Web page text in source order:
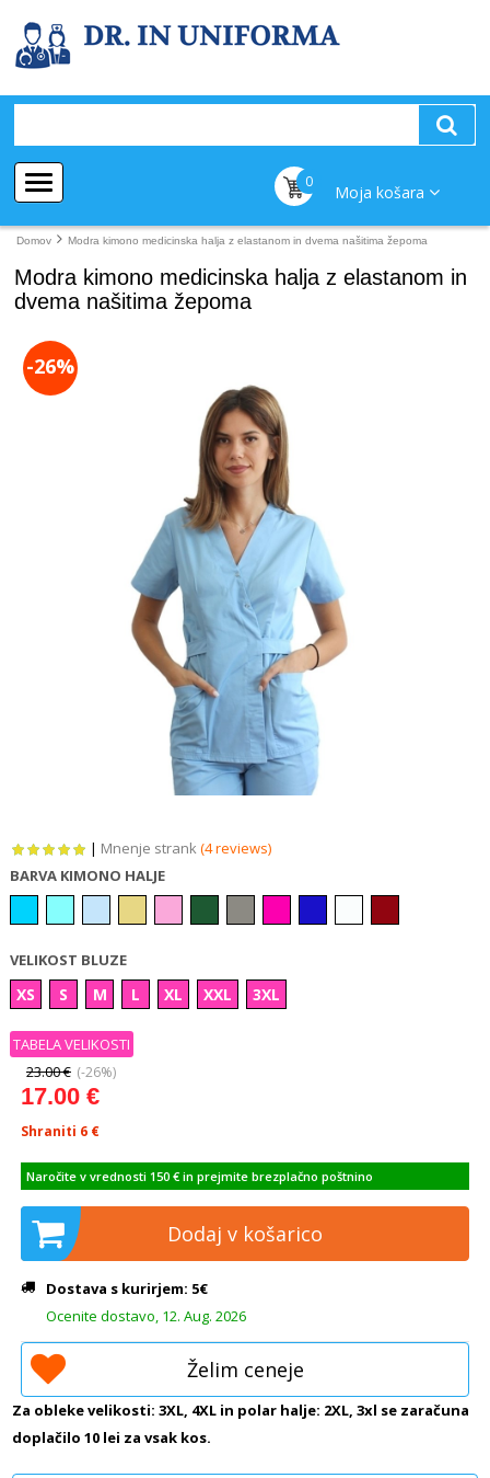
0
Moja košara
Domov Modra kimono medicinska halja z elastanom in dvema našitima žepoma
Modra kimono medicinska halja z elastanom in
dvema našitima žepoma
-26%
| Mnenje strank(4 reviews)
BARVA KIMONO HALJE
VELIKOST BLUZE
XS S M L XL XXL 3XL
TABELA VELIKOSTI
23.00 € (-26%)
17.00 €
Shraniti 6 €
Naročite v vrednosti 150 € in prejmite brezplačno poštnino
Dodaj v košarico
Dostava s kurirjem: 5€
Ocenite dostavo, 12. Aug. 2026
Želim ceneje
Za obleke velikosti: 3XL, 4XL in polar halje: 2XL, 3xl se zaračuna
doplačilo 10 lei za vsak kos.